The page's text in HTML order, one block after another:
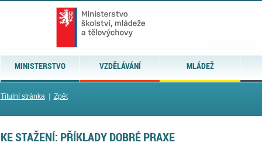
MINISTERSTVO VZDĚLÁVÁNÍ MLÁDEŽ
Titulní stránka| Zpět
KE STAŽENÍ: PŘÍKLADY DOBRÉ PRAXE